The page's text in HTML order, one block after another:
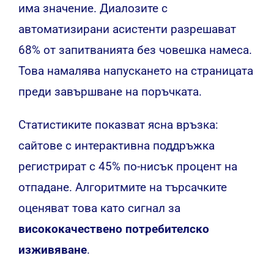
има значение. Диалозите с
автоматизирани асистенти разрешават
68% от запитванията без човешка намеса.
Това намалява напускането на страницата
преди завършване на поръчката.
Статистиките показват ясна връзка:
сайтове с интерактивна поддръжка
регистрират с 45% по-нисък процент на
отпадане. Алгоритмите на търсачките
оценяват това като сигнал за
висококачествено потребителско
изживяване.